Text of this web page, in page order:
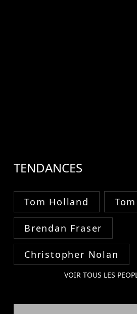
TENDANCES
Tom Holland
Brendan Fraser
Christopher Nolan
VOIR TOUS LES